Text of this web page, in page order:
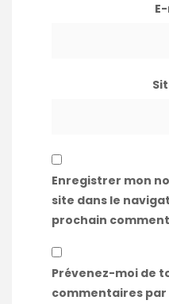
Enregistrer mon
site dans le
prochain
Prévenez-moi de
commentaires